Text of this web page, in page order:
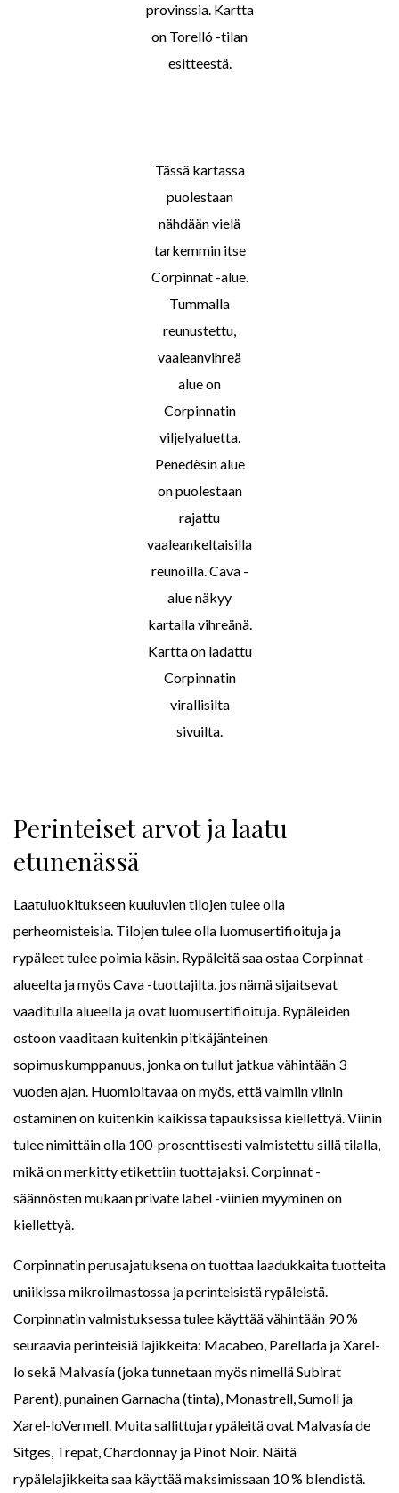
provinssia. Kartta
on Torelló -tilan
esitteestä.
Tässä kartassa
puolestaan
nähdään vielä
tarkemmin itse
Corpinnat -alue.
Tummalla
reunustettu,
vaaleanvihreä
alue on
Corpinnatin
viljelyaluetta.
Penedèsin alue
on puolestaan
rajattu
vaaleankeltaisilla
reunoilla. Cava -
alue näkyy
kartalla vihreänä.
Kartta on ladattu
Corpinnatin
virallisilta
sivuilta.
Perinteiset arvot ja laatu
etunenässä
Laatuluokitukseen kuuluvien tilojen tulee olla
perheomisteisia. Tilojen tulee olla luomusertifioituja ja
rypäleet tulee poimia käsin. Rypäleitä saa ostaa Corpinnat -
alueelta ja myös Cava -tuottajilta, jos nämä sijaitsevat
vaaditulla alueella ja ovat luomusertifioituja. Rypäleiden
ostoon vaaditaan kuitenkin pitkäjänteinen
sopimuskumppanuus, jonka on tullut jatkua vähintään 3
vuoden ajan. Huomioitavaa on myös, että valmiin viinin
ostaminen on kuitenkin kaikissa tapauksissa kiellettyä. Viinin
tulee nimittäin olla 100-prosenttisesti valmistettu sillä tilalla,
mikä on merkitty etikettiin tuottajaksi. Corpinnat -
säännösten mukaan private label -viinien myyminen on
kiellettyä.
Corpinnatin perusajatuksena on tuottaa laadukkaita tuotteita
uniikissa mikroilmastossa ja perinteisistä rypäleistä.
Corpinnatin valmistuksessa tulee käyttää vähintään 90 %
seuraavia perinteisiä lajikkeita: Macabeo, Parellada ja Xarel-
lo sekä Malvasía (joka tunnetaan myös nimellä Subirat
Parent), punainen Garnacha (tinta), Monastrell, Sumoll ja
Xarel-loVermell. Muita sallittuja rypäleitä ovat Malvasía de
Sitges, Trepat, Chardonnay ja Pinot Noir. Näitä
rypälelajikkeita saa käyttää maksimissaan 10 % blendistä.